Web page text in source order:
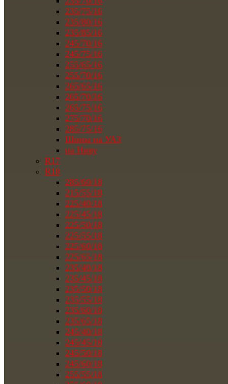
235/75/16
235/80/16
235/85/16
245/70/16
245/75/16
255/65/16
255/70/16
265/65/16
265/70/16
265/75/16
275/70/16
285/75/16
Шины на УАЗ
на Ниву
R17
R18
285/60/18
215/55/18
225/40/18
225/45/18
225/50/18
225/55/18
225/60/18
225/65/18
235/40/18
235/45/18
235/50/18
235/55/18
235/60/18
235/65/18
245/40/18
245/45/18
245/50/18
245/60/18
255/55/18